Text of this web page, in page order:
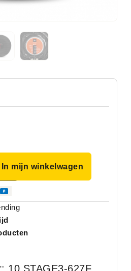
In mijn winkelwagen
10.STAGE3-627F